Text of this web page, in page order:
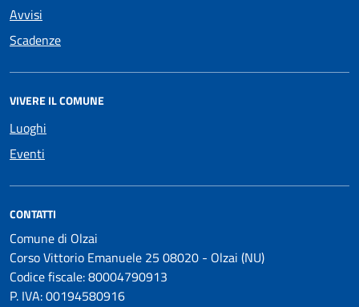
Avvisi
Scadenze
VIVERE IL COMUNE
Luoghi
Eventi
CONTATTI
Comune di Olzai
Corso Vittorio Emanuele 25 08020 - Olzai (NU)
Codice fiscale: 80004790913
P. IVA: 00194580916